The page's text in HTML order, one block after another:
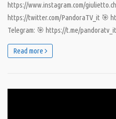
https://www.instagram.com/
https://twitter.com/PandoraTV_it 🎯
Telegram: 🎯 https://t.me/pandoratv_it
Read more